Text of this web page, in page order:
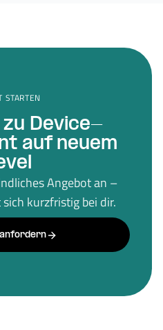
STARTEN
zu Device-
auf neuem
Angebot an –
kurzfristig bei dir.